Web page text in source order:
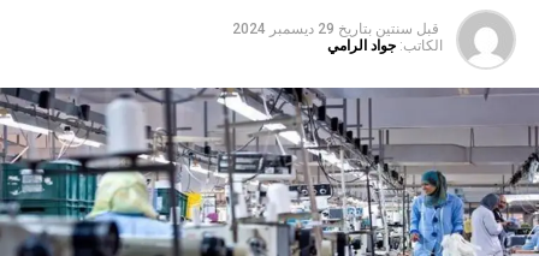
قبل سنتين بتاريخ 29 ديسمبر 2024
الكاتب: جواد الرامي